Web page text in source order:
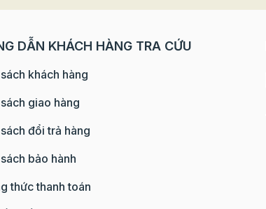
DẪN KHÁCH HÀNG TRA CỨU
khách hàng
giao hàng
đổi trả hàng
bảo hành
thức thanh toán